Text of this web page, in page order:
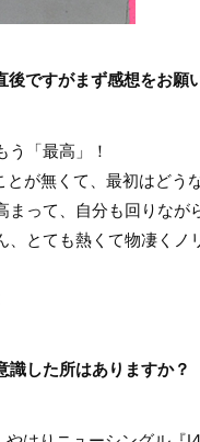
ですがまず感想をお願い
「最高」！
が無くて、最初はどう
って、自分も回りなが
とても熱くて物凄く
した所はありますか？